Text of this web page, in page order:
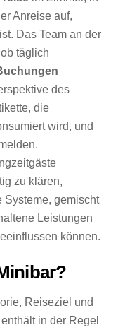
Anreise auf,
Das Team an der
täglich
des
die
wird, und
zu klären,
Systeme, gemischt
Leistungen
können.
Reiseziel und
enthält in der Regel